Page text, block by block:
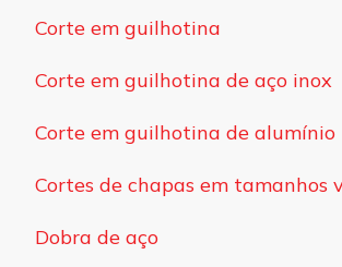
Corte em guilhotina
Corte em guilhotina de aço inox
Corte em guilhotina de alumínio
Cortes de chapas em tamanhos
Dobra de aço